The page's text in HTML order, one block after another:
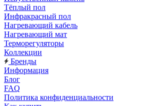
Тёплый пол
Инфракрасный пол
Нагревающий кабель
Нагревающий мат
Терморегуляторы
Коллекции
Бренды
Информация
Блог
FAQ
Политика конфиденциальности